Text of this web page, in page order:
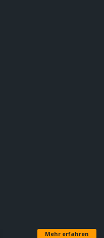
Mehr erfahren